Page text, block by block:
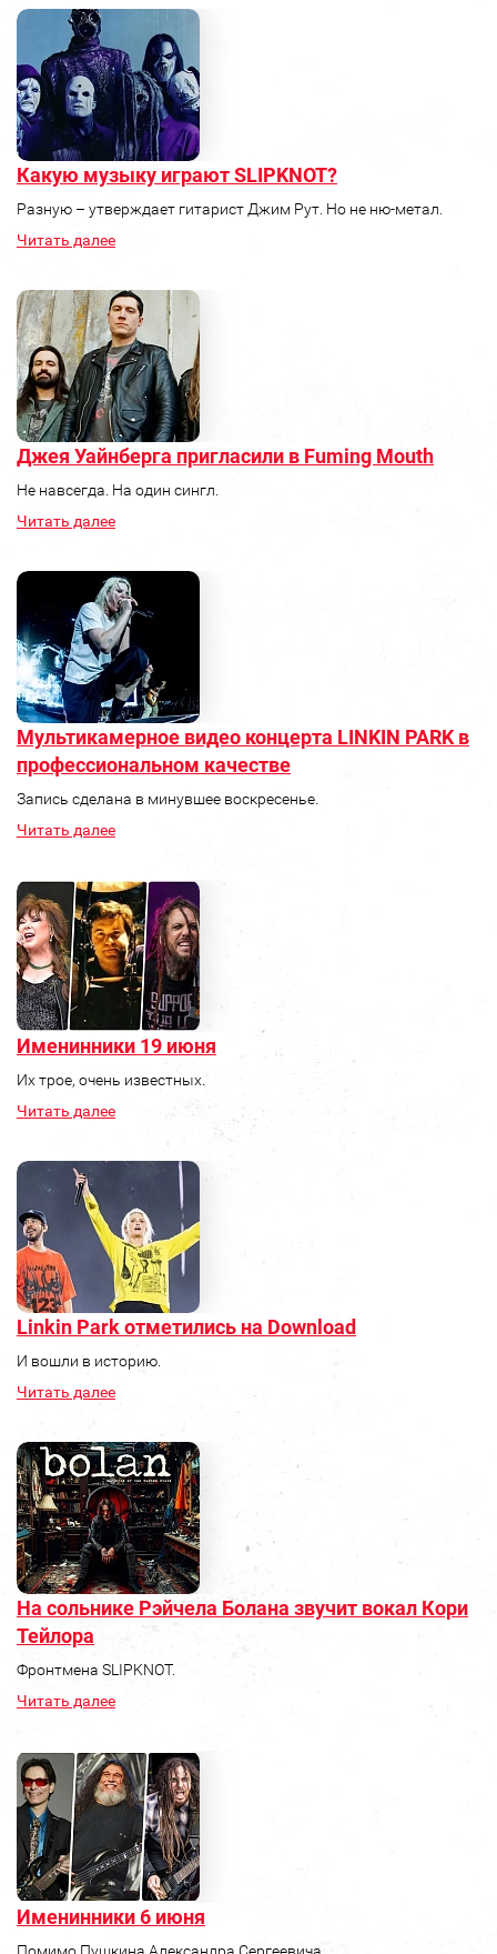
Какую музыку играют SLIPKNOT?
Разную – утверждает гитарист Джим Рут. Но не ню-метал.
Читать далее
Джея Уайнберга пригласили в Fuming Mouth
Не навсегда. На один сингл.
Читать далее
Мультикамерное видео концерта LINKIN PARK в
профессиональном качестве
Запись сделана в минувшее воскресенье.
Читать далее
Именинники 19 июня
Их трое, очень известных.
Читать далее
Linkin Park отметились на Download
И вошли в историю.
Читать далее
На сольнике Рэйчела Болана звучит вокал Кори
Тейлора
Фронтмена SLIPKNOT.
Читать далее
Именинники 6 июня